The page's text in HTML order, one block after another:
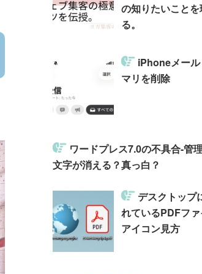
の知りたいこと
る。
iPhoneメール
マリを削除
ワードプレス7.0の不具合-管
文字が消える？真っ白？
デスクトップ
れているPDFフ
アイコン見方